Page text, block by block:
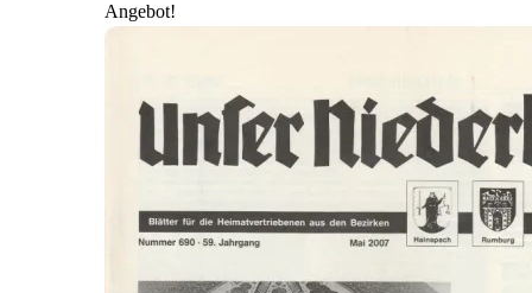
Angebot!